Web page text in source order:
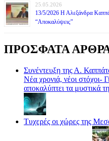
25.05.2026
13/5/2026 Η Αλεξάνδρα
“Αποκαλύψεις”
ΠΡΟΣΦΑΤΑ
Συνέντευξη της Α.
Νέα χρονιά, νέοι στόχοι-
αποκαλύπτει τα μυστικά
Τυχερές οι χώρες της